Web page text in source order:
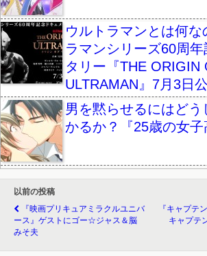
ウルトラマンとは何
ラマンシリーズ60周
タリー『THE ORIGIN
ULTRAMAN』7月3日
男を黙らせるにはど
かるか？『25歳の女
以前の投稿
『映画プリキュアミラクルユニバ
ース』ゲストにゴー☆ジャス＆脳
みそ夫
『キャプテ
キャプテ